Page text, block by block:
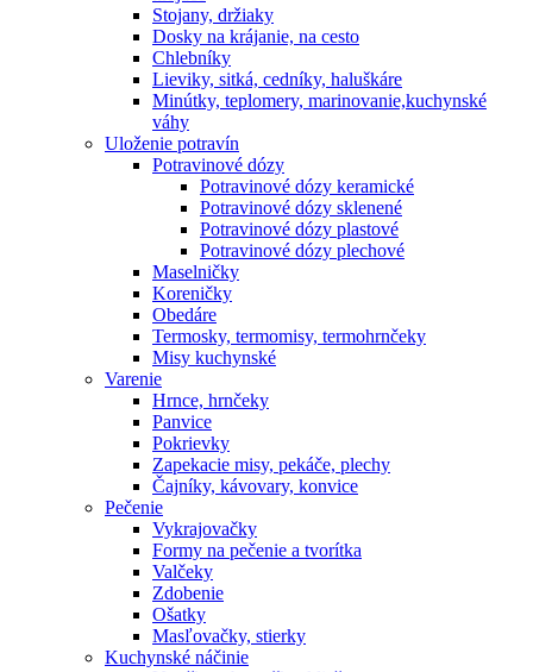
Stojany, držiaky
Dosky na krájanie, na cesto
Chlebníky
Lieviky, sitká, cedníky, haluškáre
Minútky, teplomery, marinovanie,kuchynské
váhy
Uloženie potravín
Potravinové dózy
Potravinové dózy keramické
Potravinové dózy sklenené
Potravinové dózy plastové
Potravinové dózy plechové
Maselničky
Koreničky
Obedáre
Termosky, termomisy, termohrnčeky
Misy kuchynské
Varenie
Hrnce, hrnčeky
Panvice
Pokrievky
Zapekacie misy, pekáče, plechy
Čajníky, kávovary, konvice
Pečenie
Vykrajovačky
Formy na pečenie a tvorítka
Valčeky
Zdobenie
Ošatky
Masľovačky, stierky
Kuchynské náčinie